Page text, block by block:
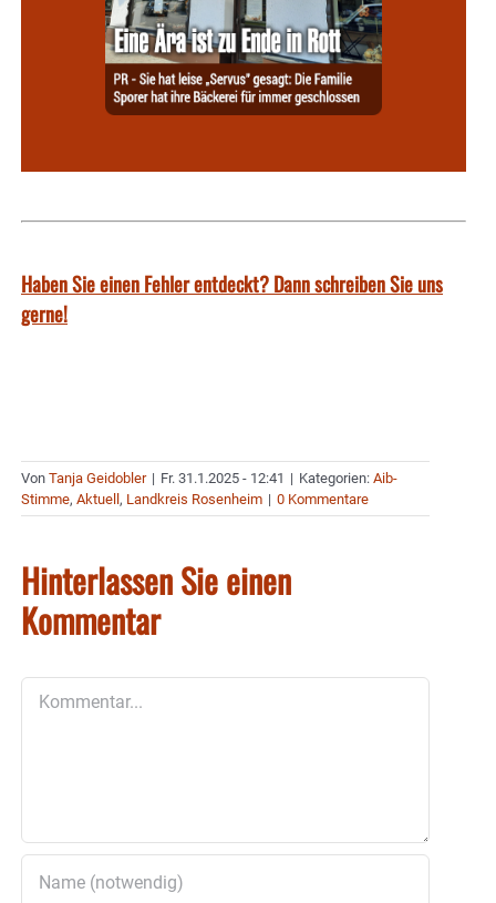
Haben Sie einen Fehler entdeckt? Dann schreiben Sie uns
gerne!
Von Tanja Geidobler | Fr. 31.1.2025 - 12:41 | Kategorien: Aib-
Stimme, Aktuell , Landkreis Rosenheim | 0 Kommentare
Hinterlassen Sie einen
Kommentar